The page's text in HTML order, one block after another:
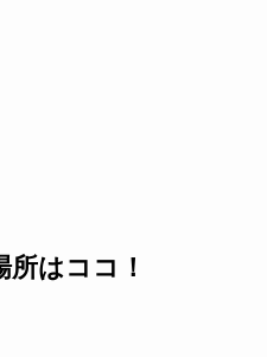
はココ！